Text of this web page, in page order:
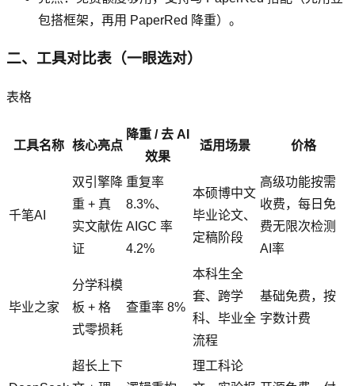
包搭框架，再用 PaperRed 降重）。
二、工具对比表（一眼选对）
表格
工具名称 核心亮点
降重 / 去 AI
效果
适用场景 价格
千笔AI
双引擎降
重 + 真
实文献佐
证
重复率
8.3%、
AIGC 率
4.2%
本硕博中文
毕业论文、
定稿阶段
高级功能按需
收费，每日免
费无限次检测
AI率
毕业之家
分学科模
板 + 格
式零损耗
查重率 8%
本科生全
套、跨学
科、毕业全
流程
基础免费，按
字数计费
超长上下
理工科论